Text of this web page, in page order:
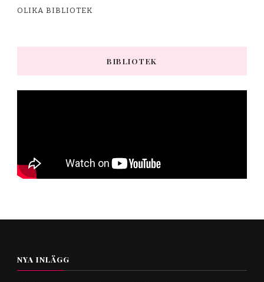
OLIKA BIBLIOTEK
BIBLIOTEK
NYA INLÄGG